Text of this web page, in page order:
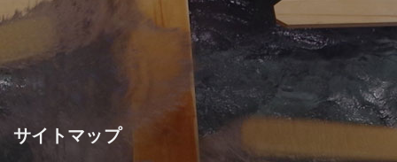
サイトマップ